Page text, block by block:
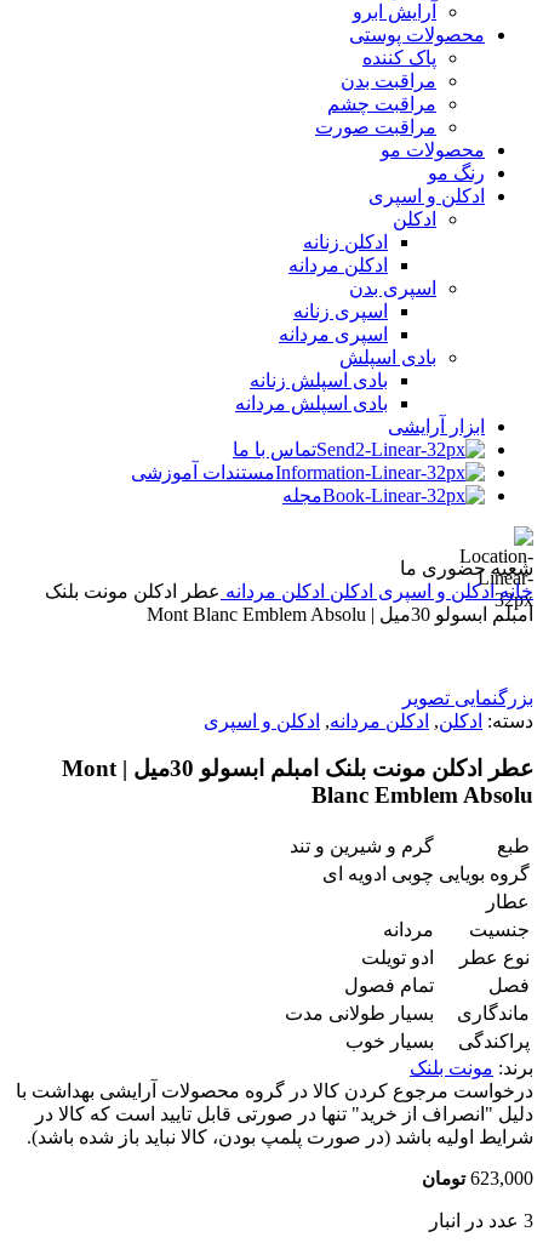
آرایش ابرو
محصولات پوستی
پاک کننده
مراقبت بدن
مراقبت چشم
مراقبت صورت
محصولات مو
رنگ مو
ادکلن و اسپری
ادکلن
ادکلن زنانه
ادکلن مردانه
اسپری بدن
اسپری زنانه
اسپری مردانه
بادی اسپلش
بادی اسپلش زنانه
بادی اسپلش مردانه
ابزار آرایشی
تماس با ما
مستندات آموزشی
مجله
شعبه حضوری ما
خانهادکلن و اسپری ادکلن ادکلن مردانه عطر ادکلن مونت بلنک
امبلم ابسولو 30میل | Mont Blanc Emblem Absolu
بزرگنمایی تصویر
دسته: ادکلن, ادکلن مردانه, ادکلن و اسپری
عطر ادکلن مونت بلنک امبلم ابسولو 30میل | Mont
Blanc Emblem Absolu
طبع
گرم و شیرین و تند
گروه بویایی چوبی ادویه ای
عطار
جنسیت
مردانه
نوع عطر
ادو تویلت
فصل
تمام فصول
ماندگاری
بسیار طولانی مدت
پراکندگی
بسیار خوب
برند: مونت بلنک
درخواست مرجوع کردن کالا در گروه محصولات آرایشی بهداشت با
دلیل "انصراف از خرید" تنها در صورتی قابل تایید است که کالا در
شرایط اولیه باشد (در صورت پلمپ بودن، کالا نباید باز شده باشد).
623,000 تومان
3 عدد در انبار